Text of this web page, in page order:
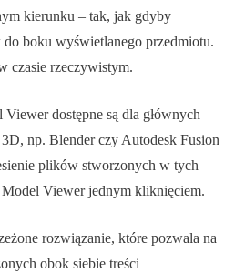
kierunku – tak, jak gdyby
boku wyświetlanego przedmiotu.
czasie rzeczywistym.
dostępne są dla głównych
np. Blender czy Autodesk Fusion
plików stworzonych w tych
Viewer jednym kliknięciem.
rozwiązanie, które pozwala na
obok siebie treści